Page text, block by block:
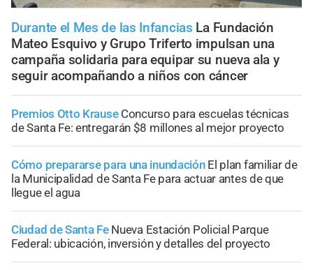
Durante el Mes de las Infancias La Fundación
Mateo Esquivo y Grupo Triferto impulsan una
campaña solidaria para equipar su nueva ala y
seguir acompañando a niños con cáncer
Premios Otto Krause Concurso para escuelas técnicas
de Santa Fe: entregarán $8 millones al mejor proyecto
Cómo prepararse para una inundación El plan familiar de
la Municipalidad de Santa Fe para actuar antes de que
llegue el agua
Ciudad de Santa Fe Nueva Estación Policial Parque
Federal: ubicación, inversión y detalles del proyecto